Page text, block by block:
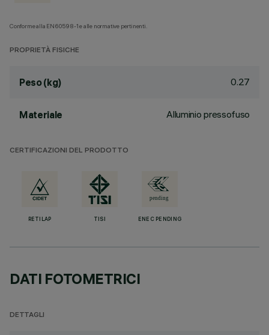
Conforme alla EN60598-1 e alle normative pertinenti.
PROPRIETÀ FISICHE
Peso (kg) 0.27
Materiale Alluminio pressofuso
CERTIFICAZIONI DEL PRODOTTO
RETILAP TISI ENEC PENDING
DATI FOTOMETRICI
DETTAGLI